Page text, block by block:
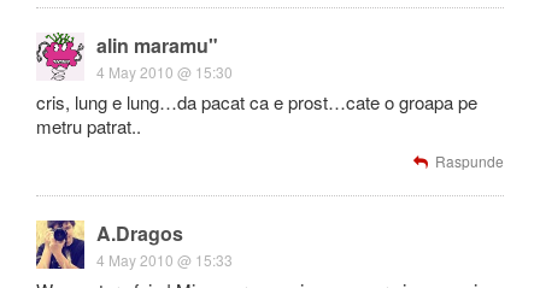
alin maramu"
4 May 2010 @ 15:30
cris, lung e lung…da pacat ca e prost…cate o groapa pe
metru patrat..
Raspunde
A.Dragos
4 May 2010 @ 15:33